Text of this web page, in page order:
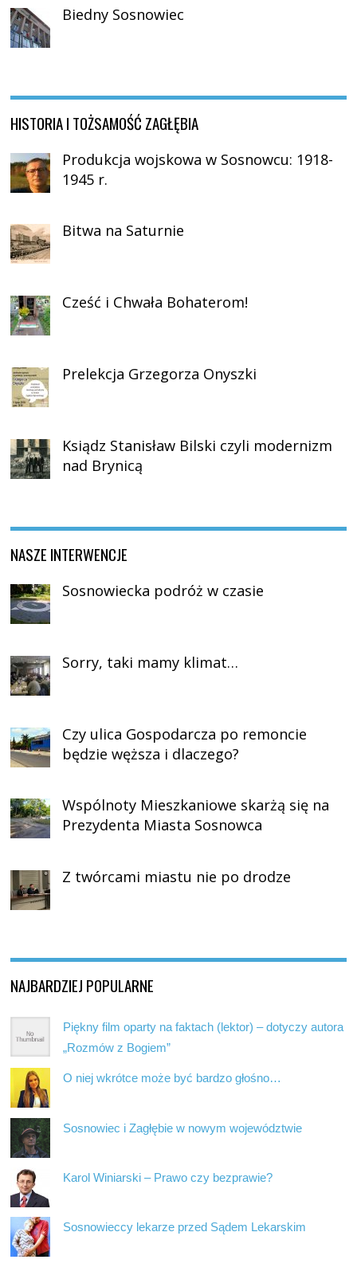
Biedny Sosnowiec
HISTORIA I TOŻSAMOŚĆ ZAGŁĘBIA
Produkcja wojskowa w Sosnowcu: 1918-
1945 r.
Bitwa na Saturnie
Cześć i Chwała Bohaterom!
Prelekcja Grzegorza Onyszki
Ksiądz Stanisław Bilski czyli modernizm
nad Brynicą
NASZE INTERWENCJE
Sosnowiecka podróż w czasie
Sorry, taki mamy klimat…
Czy ulica Gospodarcza po remoncie
będzie węższa i dlaczego?
Wspólnoty Mieszkaniowe skarżą się na
Prezydenta Miasta Sosnowca
Z twórcami miastu nie po drodze
NAJBARDZIEJ POPULARNE
Piękny film oparty na faktach (lektor) – dotyczy autora
„Rozmów z Bogiem”
O niej wkrótce może być bardzo głośno…
Sosnowiec i Zagłębie w nowym województwie
Karol Winiarski – Prawo czy bezprawie?
Sosnowieccy lekarze przed Sądem Lekarskim